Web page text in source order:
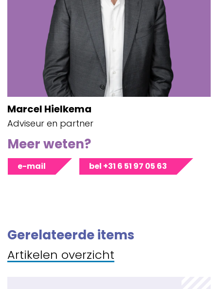
Marcel Hielkema
Adviseur en partner
Meer weten?
e-mail bel +31 6 51 97 05 63
Gerelateerde items
Artikelen overzicht